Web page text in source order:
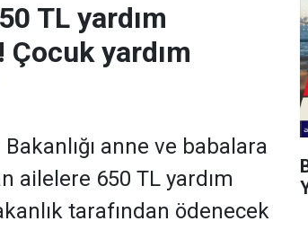
TL yardım
Çocuk yardım
anne ve babalara
ailelere 650 TL yardım
tarafından ödenecek